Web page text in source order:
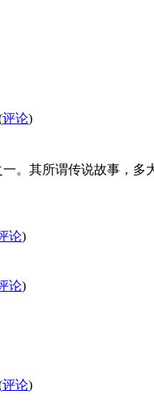
评论)
。其所谓传说故事，
论)
论)
评论)